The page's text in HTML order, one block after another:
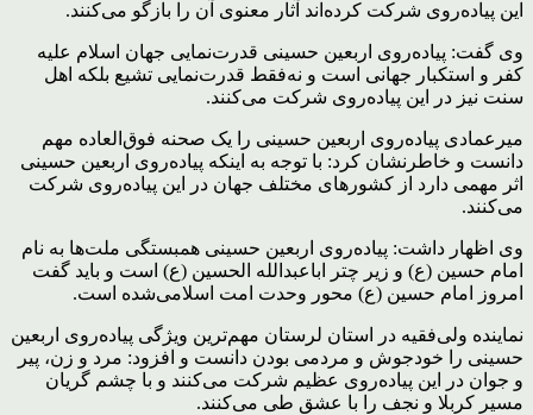
این پیاده‌روی شرکت کرده‌اند آثار معنوی آن را بازگو می‌کنند.
وی گفت: پیاده‌روی اربعین حسینی قدرت‌نمایی جهان اسلام علیه
کفر و استکبار جهانی است و نه‌فقط قدرت‌نمایی تشیع بلکه اهل
سنت نیز در این پیاده‌روی شرکت می‌کنند.
میرعمادی پیاده‌روی اربعین حسینی را یک صحنه فوق‌العاده مهم
دانست و خاطرنشان کرد: با توجه به اینکه پیاده‌روی اربعین حسینی
اثر مهمی دارد از کشورهای مختلف جهان در این پیاده‌روی شرکت
می‌کنند.
وی اظهار داشت: پیاده‌روی اربعین حسینی همبستگی ملت‌ها به نام
امام حسین (ع) و زیر چتر اباعبدالله الحسین (ع) است و باید گفت
امروز امام حسین (ع) محور وحدت امت اسلامی‌شده است.
نماینده ولی‌فقیه در استان لرستان مهم‌ترین ویژگی پیاده‌روی اربعین
حسینی را خودجوش و مردمی بودن دانست و افزود: مرد و زن، پیر
و جوان در این پیاده‌روی عظیم شرکت می‌کنند و با چشم گریان
مسیر کربلا و نجف را با عشق طی می‌کنند.